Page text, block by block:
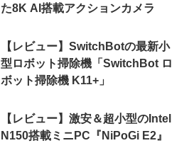
た8K AI搭載アクションカメラ
【レビュー】SwitchBotの最新小
型ロボット掃除機「SwitchBot ロ
ボット掃除機 K11+」
【レビュー】激安＆超小型のIntel
N150搭載ミニPC『NiPoGi E2』